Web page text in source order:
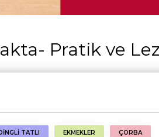
Pratik ve
TATLI EKMEKLER ÇORBA